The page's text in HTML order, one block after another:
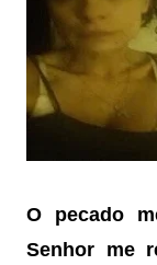
O pecado
Senhor me